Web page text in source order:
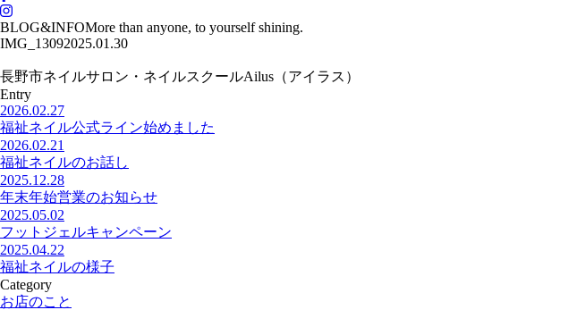
BLOG&INFOMore than anyone, to yourself shining.
IMG_13092025.01.30
長野市ネイルサロン・ネイルスクールAilus（アイラス）
Entry
2026.02.27
福祉ネイル公式ライン始めました
2026.02.21
福祉ネイルのお話し
2025.12.28
年末年始営業のお知らせ
2025.05.02
フットジェルキャンペーン
2025.04.22
福祉ネイルの様子
Category
お店のこと